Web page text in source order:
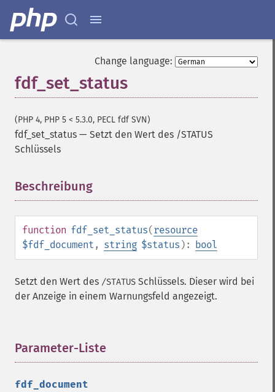
Change language:
fdf_set_status
(PHP 4, PHP 5 < 5.3.0, PECL fdf SVN)
fdf_set_status — Setzt den Wert des /STATUS
Schlüssels
Beschreibung
function fdf_set_status(resource
$fdf_document , string $status ): bool
Setzt den Wert des /STATUS Schlüssels. Dieser wird bei
der Anzeige in einem Warnungsfeld angezeigt.
Parameter-Liste
fdf_document